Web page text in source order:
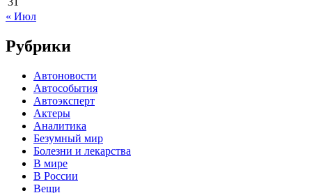
« Июл
Рубрики
Автоновости
Автособытия
Автоэксперт
Актеры
Аналитика
Безумный мир
Болезни и лекарства
В мире
В России
Вещи